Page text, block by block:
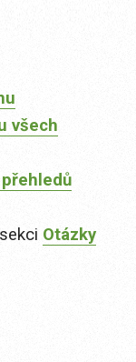
všech
Otázky